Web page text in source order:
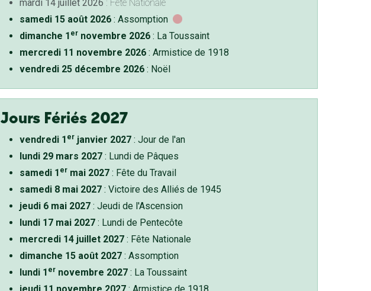
mardi 14 juillet 2026 : Fête Nationale
samedi 15 août 2026: Assomption
dimanche 1 ernovembre 2026: La Toussaint
mercredi 11 novembre 2026: Armistice de 1918
vendredi 25 décembre 2026: Noël
Jours Fériés 2027
vendredi 1 erjanvier 2027: Jour de l'an
lundi 29 mars 2027: Lundi de Pâques
samedi 1 ermai 2027: Fête du Travail
samedi 8 mai 2027: Victoire des Alliés de 1945
jeudi 6 mai 2027: Jeudi de l'Ascension
lundi 17 mai 2027: Lundi de Pentecôte
mercredi 14 juillet 2027: Fête Nationale
dimanche 15 août 2027: Assomption
lundi 1 ernovembre 2027: La Toussaint
jeudi 11 novembre 2027: Armistice de 1918